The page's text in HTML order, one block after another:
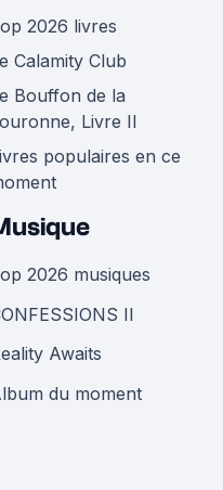
2026 livres
Calamity Club
Bouffon de la
Livre II
populaires en ce
2026 musiques
II
Awaits
du moment